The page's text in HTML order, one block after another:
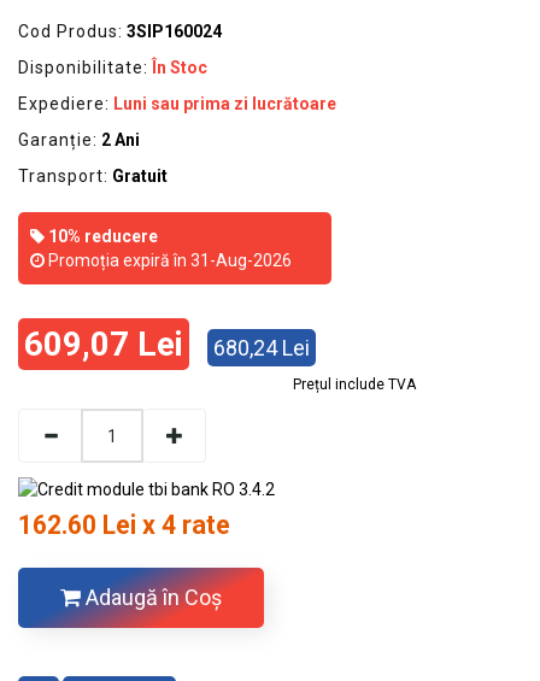
Cod Produs: 3SIP160024
Disponibilitate:
În Stoc
Expediere: Luni sau prima zi lucrătoare
Garanție: 2 Ani
Transport: Gratuit
10% reducere
Promoția expiră în 31-Aug-2026
609,07 Lei 680,24 Lei
Prețul include TVA
162.60 Lei x 4 rate
Adaugă în Coş